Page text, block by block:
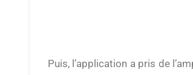
Puis, l’application a pris de l’ampleur et un système de chemin et de messagerie se sont installés. Aujourd’hui les utilisateurs peuvent organiser des marches